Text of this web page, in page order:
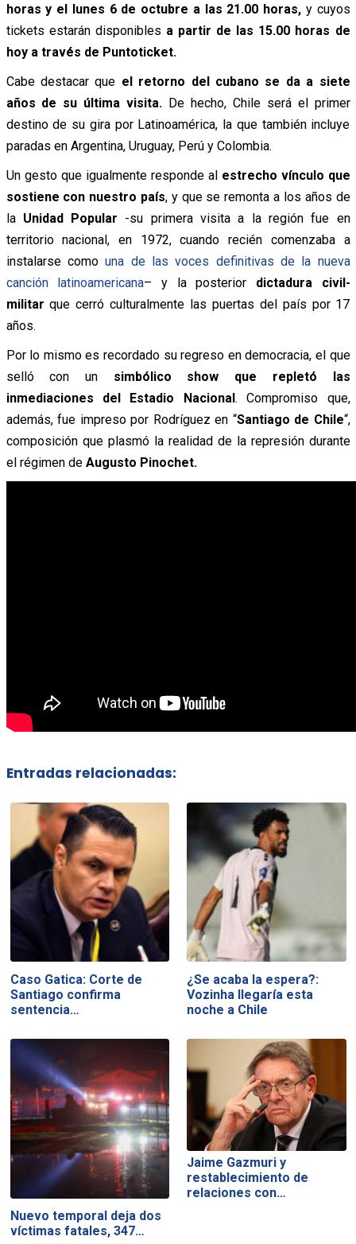
horas y el lunes 6 de octubre a las 21.00 horas, y cuyos
tickets estarán disponibles a partir de las 15.00 horas de
hoy a través de Puntoticket.
Cabe destacar que el retorno del cubano se da a siete
años de su última visita. De hecho, Chile será el primer
destino de su gira por Latinoamérica, la que también incluye
paradas en Argentina, Uruguay, Perú y Colombia.
Un gesto que igualmente responde al estrecho vínculo que
sostiene con nuestro país, y que se remonta a los años de
la Unidad Popular -su primera visita a la región fue en
territorio nacional, en 1972, cuando recién comenzaba a
instalarse comouna de las voces definitivas de la nueva
canción latinoamericana– y la posterior dictadura civil-
militar que cerró culturalmente las puertas del país por 17
años.
Por lo mismo es recordado su regreso en democracia, el que
selló con un simbólico show que repletó las
inmediaciones del Estadio Nacional. Compromiso que,
además, fue impreso por Rodríguez en “Santiago de Chile“,
composición que plasmó la realidad de la represión durante
el régimen de Augusto Pinochet.
Entradas relacionadas:
Caso Gatica: Corte de
Santiago confirma
sentencia…
¿Se acaba la espera?:
Vozinha llegaría esta
noche a Chile
Nuevo temporal deja dos
víctimas fatales, 347…
Jaime Gazmuri y
restablecimiento de
relaciones con…